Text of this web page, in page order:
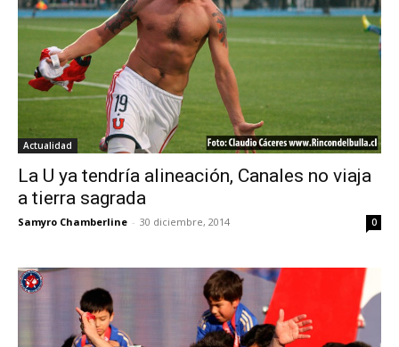
Actualidad
La U ya tendría alineación, Canales no viaja
a tierra sagrada
Samyro Chamberline - 30 diciembre, 2014 0